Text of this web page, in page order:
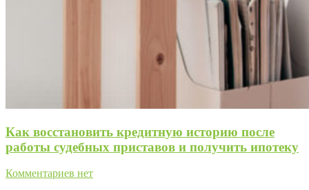
Как восстановить кредитную историю после
работы судебных приставов и получить ипотеку
Комментариев нет